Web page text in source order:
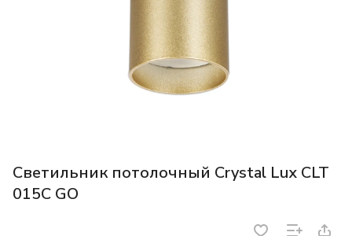
Светильник потолочный Crystal Lux CLT
015C GO